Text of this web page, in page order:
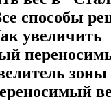
способы
увеличить